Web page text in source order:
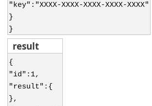
"key":"XXXX-XXXX-XXXX-XXXX-XXXX"
}
}
result
{
"id":1,
"result":{
},